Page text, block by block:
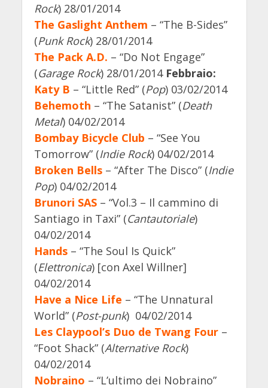
Rock) 28/01/2014
The Gaslight Anthem – “The B-Sides”
(Punk Rock) 28/01/2014
The Pack A.D. – “Do Not Engage”
(Garage Rock) 28/01/2014 Febbraio:
Katy B – “Little Red” (Pop) 03/02/2014
Behemoth – “The Satanist” (Death
Metal) 04/02/2014
Bombay Bicycle Club – “See You
Tomorrow” (Indie Rock) 04/02/2014
Broken Bells– “After The Disco” (Indie
Pop) 04/02/2014
Brunori SAS– “Vol.3 – Il cammino di
Santiago in Taxi” (Cantautoriale)
04/02/2014
Hands– “The Soul Is Quick”
(Elettronica) [con Axel Willner]
04/02/2014
Have a Nice Life – “The Unnatural
World” (Post-punk) 04/02/2014
Les Claypool’s Duo de Twang Four–
“Foot Shack” (Alternative Rock)
04/02/2014
Nobraino – “L’ultimo dei Nobraino”